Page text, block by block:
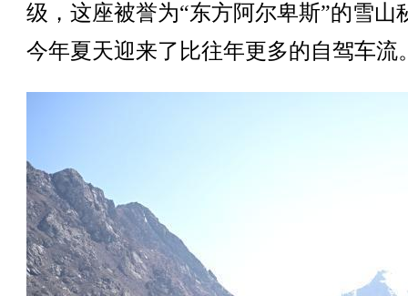
级，这座被誉为“东方阿尔卑斯”的雪山
今年夏天迎来了比往年更多的自驾车流